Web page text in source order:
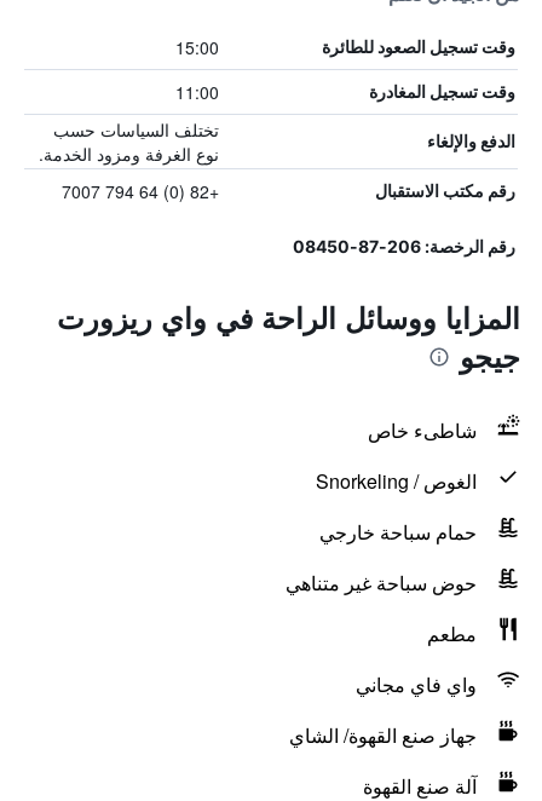
وقت تسجيل الصعود للطائرة 15:00
وقت تسجيل المغادرة 11:00
الدفع والإلغاء
تختلف السياسات حسب
نوع الغرفة ومزود الخدمة.
رقم مكتب الاستقبال +82 (0) 64 794 7007
رقم الرخصة: 206-87-08450
المزايا ووسائل الراحة في واي ريزورت
جيجو
شاطىء خاص
الغوص / Snorkeling
حمام سباحة خارجي
حوض سباحة غير متناهي
مطعم
واي فاي مجاني
جهاز صنع القهوة/ الشاي
آلة صنع القهوة